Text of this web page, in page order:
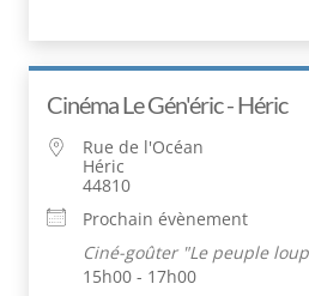
Cinéma Le Gén'éric - Héric
Rue de l'Océan
Héric
44810
Prochain évènement
Ciné-goûter "Le peuple
15h00 - 17h00